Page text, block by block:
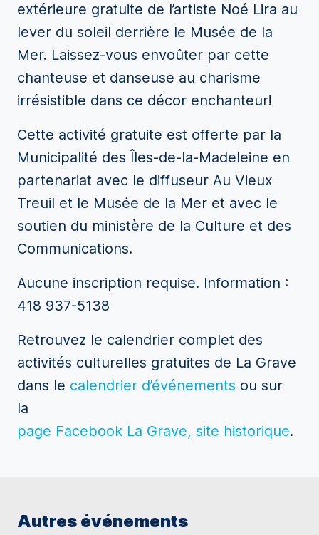
extérieure gratuite de l’artiste Noé Lira au
lever du soleil derrière le Musée de la
Mer. Laissez-vous envoûter par cette
chanteuse et danseuse au charisme
irrésistible dans ce décor enchanteur!
Cette activité gratuite est offerte par la
Municipalité des Îles-de-la-Madeleine en
partenariat avec le diffuseur Au Vieux
Treuil et le Musée de la Mer et avec le
soutien du ministère de la Culture et des
Communications.
Aucune inscription requise. Information :
418 937-5138
Retrouvez le calendrier complet des
activités culturelles gratuites de La Grave
dans le calendrier d’événements ou sur
la
page Facebook La Grave, site historique.
Autres événements